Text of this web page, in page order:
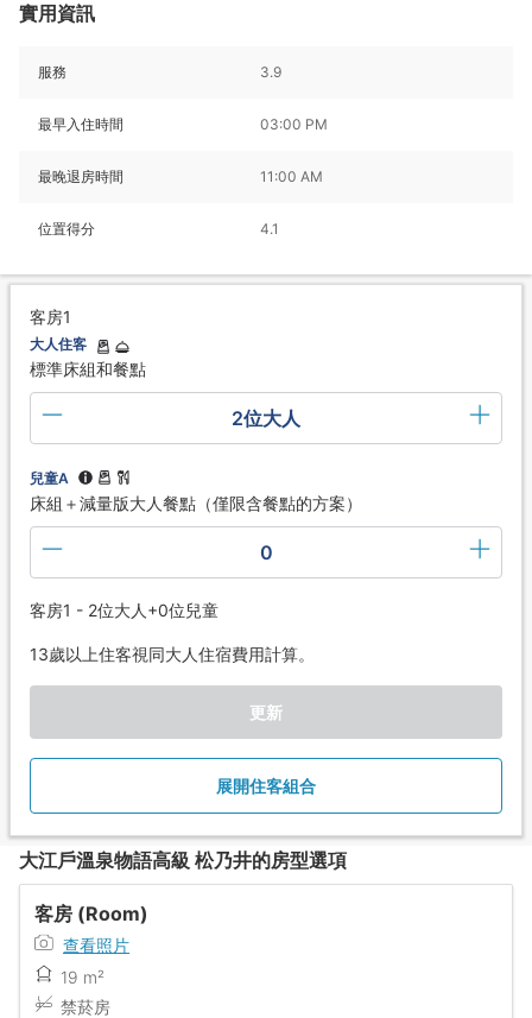
實用資訊
服務 3.9
最早入住時間 03:00 PM
最晚退房時間 11:00 AM
位置得分 4.1
客房1
大人住客
標準床組和餐點
2位大人
兒童A
床組＋減量版大人餐點（僅限含餐點的方案）
0
客房1 - 2位大人+0位兒童
13歲以上住客視同大人住宿費用計算。
更新
展開住客組合
大江戶溫泉物語高級 松乃井的房型選項
客房 (Room)
查看照片
19 m²
禁菸房